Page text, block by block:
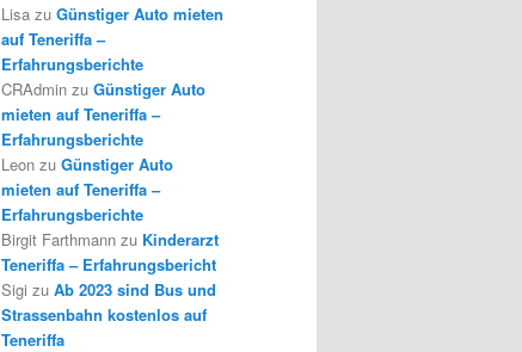
Lisa zu Günstiger Auto mieten
auf Teneriffa –
Erfahrungsberichte
CRAdmin zu Günstiger Auto
mieten auf Teneriffa –
Erfahrungsberichte
Leon zu Günstiger Auto
mieten auf Teneriffa –
Erfahrungsberichte
Birgit Farthmann zu Kinderarzt
Teneriffa – Erfahrungsbericht
Sigi zu Ab 2023 sind Bus und
Strassenbahn kostenlos auf
Teneriffa